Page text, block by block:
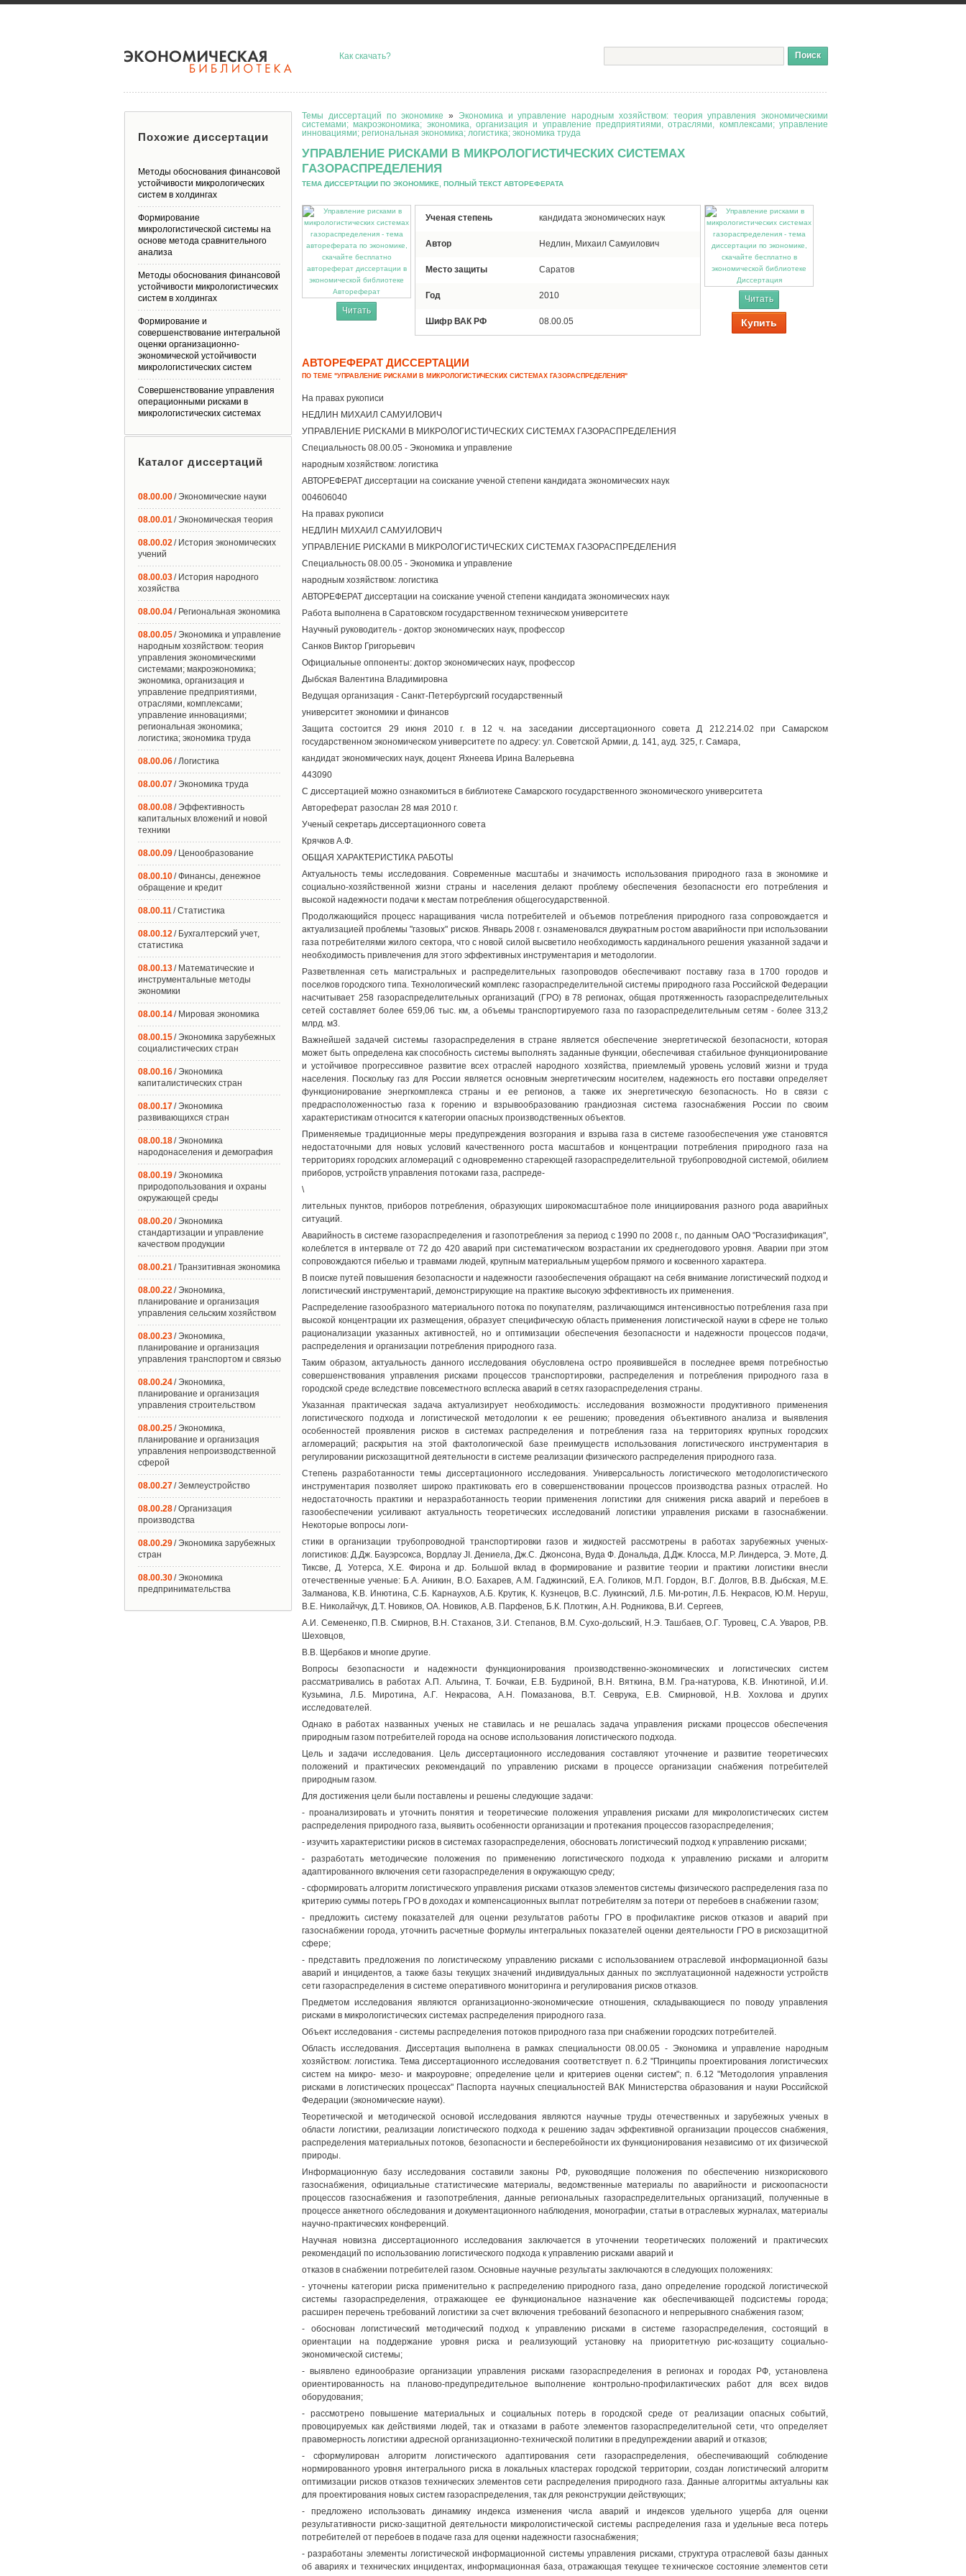
Как скачать?
Темы диссертаций по экономике » Экономика и управление народным хозяйством: теория управления экономическими
системами; макроэкономика; экономика, организация и управление предприятиями, отраслями, комплексами; управление
инновациями; региональная экономика; логистика; экономика труда
УПРАВЛЕНИЕ РИСКАМИ В МИКРОЛОГИСТИЧЕСКИХ СИСТЕМАХ
ГАЗОРАСПРЕДЕЛЕНИЯ
ТЕМА ДИССЕРТАЦИИ ПО ЭКОНОМИКЕ, ПОЛНЫЙ ТЕКСТ АВТОРЕФЕРАТА
Автореферат
Читать
Ученая степень кандидата экономических наук
Автор Недлин, Михаил Самуилович
Место защиты Саратов
Год 2010
Шифр ВАК РФ 08.00.05
Диссертация
Читать
Купить
АВТОРЕФЕРАТ ДИССЕРТАЦИИ
ПО ТЕМЕ "УПРАВЛЕНИЕ РИСКАМИ В МИКРОЛОГИСТИЧЕСКИХ СИСТЕМАХ ГАЗОРАСПРЕДЕЛЕНИЯ"
На правах рукописи
НЕДЛИН МИХАИЛ САМУИЛОВИЧ
УПРАВЛЕНИЕ РИСКАМИ В МИКРОЛОГИСТИЧЕСКИХ СИСТЕМАХ ГАЗОРАСПРЕДЕЛЕНИЯ
Специальность 08.00.05 - Экономика и управление
народным хозяйством: логистика
АВТОРЕФЕРАТ диссертации на соискание ученой степени кандидата экономических наук
004606040
На правах рукописи
НЕДЛИН МИХАИЛ САМУИЛОВИЧ
УПРАВЛЕНИЕ РИСКАМИ В МИКРОЛОГИСТИЧЕСКИХ СИСТЕМАХ ГАЗОРАСПРЕДЕЛЕНИЯ
Специальность 08.00.05 - Экономика и управление
народным хозяйством: логистика
АВТОРЕФЕРАТ диссертации на соискание ученой степени кандидата экономических наук
Работа выполнена в Саратовском государственном техническом университете
Научный руководитель - доктор экономических наук, профессор
Санков Виктор Григорьевич
Официальные оппоненты: доктор экономических наук, профессор
Дыбская Валентина Владимировна
Ведущая организация - Санкт-Петербургский государственный
университет экономики и финансов
Защита состоится 29 июня 2010 г. в 12 ч. на заседании диссертационного совета Д 212.214.02 при Самарском
государственном экономическом университете по адресу: ул. Советской Армии, д. 141, ауд. 325, г. Самара,
кандидат экономических наук, доцент Яхнеева Ирина Валерьевна
443090
С диссертацией можно ознакомиться в библиотеке Самарского государственного экономического университета
Автореферат разослан 28 мая 2010 г.
Ученый секретарь диссертационного совета
Крячков А.Ф.
ОБЩАЯ ХАРАКТЕРИСТИКА РАБОТЫ
Актуальность темы исследования. Современные масштабы и значимость использования природного газа в экономике и
социально-хозяйственной жизни страны и населения делают проблему обеспечения безопасности его потребления и
высокой надежности подачи к местам потребления общегосударственной.
Продолжающийся процесс наращивания числа потребителей и объемов потребления природного газа сопровождается и
актуализацией проблемы "газовых" рисков. Январь 2008 г. ознаменовался двукратным ростом аварийности при использовании
газа потребителями жилого сектора, что с новой силой высветило необходимость кардинального решения указанной задачи и
необходимость привлечения для этого эффективных инструментария и методологии.
Разветвленная сеть магистральных и распределительных газопроводов обеспечивают поставку газа в 1700 городов и
поселков городского типа. Технологический комплекс газораспределительной системы природного газа Российской Федерации
насчитывает 258 газораспределительных организаций (ГРО) в 78 регионах, общая протяженность газораспределительных
сетей составляет более 659,06 тыс. км, а объемы транспортируемого газа по газораспределительным сетям - более 313,2
млрд. м3.
Важнейшей задачей системы газораспределения в стране является обеспечение энергетической безопасности, которая
может быть определена как способность системы выполнять заданные функции, обеспечивая стабильное функционирование
и устойчивое прогрессивное развитие всех отраслей народного хозяйства, приемлемый уровень условий жизни и труда
населения. Поскольку газ для России является основным энергетическим носителем, надежность его поставки определяет
функционирование энергкомплекса страны и ее регионов, а также их энергетическую безопасность. Но в связи с
предрасположенностью газа к горению и взрывообразованию грандиозная система газоснабжения России по своим
характеристикам относится к категории опасных производственных объектов.
Применяемые традиционные меры предупреждения возгорания и взрыва газа в системе газообеспечения уже становятся
недостаточными для новых условий качественного роста масштабов и концентрации потребления природного газа на
территориях городских агломераций с одновременно стареющей газораспределительной трубопроводной системой, обилием
приборов, устройств управления потоками газа, распреде-
\
лительных пунктов, приборов потребления, образующих широкомасштабное поле инициирования разного рода аварийных
ситуаций.
Аварийность в системе газораспределения и газопотребления за период с 1990 по 2008 г., по данным ОАО "Росгазификация",
колеблется в интервале от 72 до 420 аварий при систематическом возрастании их среднегодового уровня. Аварии при этом
сопровождаются гибелью и травмами людей, крупным материальным ущербом прямого и косвенного характера.
В поиске путей повышения безопасности и надежности газообеспечения обращают на себя внимание логистический подход и
логистический инструментарий, демонстрирующие на практике высокую эффективность их применения.
Распределение газообразного материального потока по покупателям, различающимся интенсивностью потребления газа при
высокой концентрации их размещения, образует специфическую область применения логистической науки в сфере не только
рационализации указанных активностей, но и оптимизации обеспечения безопасности и надежности процессов подачи,
распределения и организации потребления природного газа.
Таким образом, актуальность данного исследования обусловлена остро проявившейся в последнее время потребностью
совершенствования управления рисками процессов транспортировки, распределения и потребления природного газа в
городской среде вследствие повсеместного всплеска аварий в сетях газораспределения страны.
Указанная практическая задача актуализирует необходимость: исследования возможности продуктивного применения
логистического подхода и логистической методологии к ее решению; проведения объективного анализа и выявления
особенностей проявления рисков в системах распределения и потребления газа на территориях крупных городских
агломераций; раскрытия на этой фактологической базе преимуществ использования логистического инструментария в
регулировании рискозащитной деятельности в системе реализации физического распределения природного газа.
Степень разработанности темы диссертационного исследования. Универсальность логистического методологистического
инструментария позволяет широко практиковать его в совершенствовании процессов производства разных отраслей. Но
недостаточность практики и неразработанность теории применения логистики для снижения риска аварий и перебоев в
газообеспечении усиливают актуальность теоретических исследований логистики управления рисками в газоснабжении.
Некоторые вопросы логи-
стики в организации трубопроводной транспортировки газов и жидкостей рассмотрены в работах зарубежных ученых-
логистиков: Д.Дж. Бауэрсокса, Вордлау JI. Дениела, Дж.С. Джонсона, Вуда Ф. Дональда, Д.Дж. Клосса, М.Р. Линдерса, Э. Моте, Д.
Тиксве, Д. Уотерса, Х.Е. Фирона и др. Большой вклад в формирование и развитие теории и практики логистики внесли
отечественные ученые: Б.А. Аникин, В.О. Бахарев, A.M. Гаджинский, Е.А. Голиков, М.П. Гордон, В.Г. Долгов, В.В. Дыбская, М.Е.
Залманова, К.В. Инютина, С.Б. Карнаухов, А.Б. Крутик, К. Кузнецов, B.C. Лукинский, Л.Б. Ми-ротин, Л.Б. Некрасов, Ю.М. Неруш,
В.Е. Николайчук, Д.Т. Новиков, OA. Новиков, A.B. Парфенов, Б.К. Плоткин, А.Н. Родникова, В.И. Сергеев,
A.И. Семененко, П.В. Смирнов, В.Н. Стаханов, З.И. Степанов, В.М. Сухо-дольский, Н.Э. Ташбаев, О.Г. Туровец, С.А. Уваров, Р.В.
Шеховцов,
B.В. Щербаков и многие другие.
Вопросы безопасности и надежности функционирования производственно-экономических и логистических систем
рассматривались в работах А.П. Альгина, Т. Бочкаи, Е.В. Будриной, В.Н. Вяткина, В.М. Гра-натурова, К.В. Инютиной, И.И.
Кузьмина, Л.Б. Миротина, А.Г. Некрасова, А.Н. Помазанова, В.Т. Севрука, Е.В. Смирновой, Н.В. Хохлова и других
исследователей.
Однако в работах названных ученых не ставилась и не решалась задача управления рисками процессов обеспечения
природным газом потребителей города на основе использования логистического подхода.
Цель и задачи исследования. Цель диссертационного исследования составляют уточнение и развитие теоретических
положений и практических рекомендаций по управлению рисками в процессе организации снабжения потребителей
природным газом.
Для достижения цели были поставлены и решены следующие задачи:
- проанализировать и уточнить понятия и теоретические положения управления рисками для микрологистических систем
распределения природного газа, выявить особенности организации и протекания процессов газораспределения;
- изучить характеристики рисков в системах газораспределения, обосновать логистический подход к управлению рисками;
- разработать методические положения по применению логистического подхода к управлению рисками и алгоритм
адаптированного включения сети газораспределения в окружающую среду;
- сформировать алгоритм логистического управления рисками отказов элементов системы физического распределения газа по
критерию суммы потерь ГРО в доходах и компенсационных выплат потребителям за потери от перебоев в снабжении газом;
- предложить систему показателей для оценки результатов работы ГРО в профилактике рисков отказов и аварий при
газоснабжении города, уточнить расчетные формулы интегральных показателей оценки деятельности ГРО в рискозащитной
сфере;
- представить предложения по логистическому управлению рисками с использованием отраслевой информационной базы
аварий и инцидентов, а также базы текущих значений индивидуальных данных по эксплуатационной надежности устройств
сети газораспределения в системе оперативного мониторинга и регулирования рисков отказов.
Предметом исследования являются организационно-экономические отношения, складывающиеся по поводу управления
рисками в микрологистических системах распределения природного газа.
Объект исследования - системы распределения потоков природного газа при снабжении городских потребителей.
Область исследования. Диссертация выполнена в рамках специальности 08.00.05 - Экономика и управление народным
хозяйством: логистика. Тема диссертационного исследования соответствует п. 6.2 "Принципы проектирования логистических
систем на микро- мезо- и макроуровне; определение цели и критериев оценки систем"; п. 6.12 "Методология управления
рисками в логистических процессах" Паспорта научных специальностей ВАК Министерства образования и науки Российской
Федерации (экономические науки).
Теоретической и методической основой исследования являются научные труды отечественных и зарубежных ученых в
области логистики, реализации логистического подхода к решению задач эффективной организации процессов снабжения,
распределения материальных потоков, безопасности и бесперебойности их функционирования независимо от их физической
природы.
Информационную базу исследования составили законы РФ, руководящие положения по обеспечению низкорискового
газоснабжения, официальные статистические материалы, ведомственные материалы по аварийности и рискоопасности
процессов газоснабжения и газопотребления, данные региональных газораспределительных организаций, полученные в
процессе анкетного обследования и документационного наблюдения, монографии, статьи в отраслевых журналах, материалы
научно-практических конференций.
Научная новизна диссертационного исследования заключается в уточнении теоретических положений и практических
рекомендаций по использованию логистического подхода к управлению рисками аварий и
отказов в снабжении потребителей газом. Основные научные результаты заключаются в следующих положениях:
- уточнены категории риска применительно к распределению природного газа, дано определение городской логистической
системы газораспределения, отражающее ее функциональное назначение как обеспечивающей подсистемы города;
расширен перечень требований логистики за счет включения требований безопасного и непрерывного снабжения газом;
- обоснован логистический методический подход к управлению рисками в системе газораспределения, состоящий в
ориентации на поддержание уровня риска и реализующий установку на приоритетную рис-козащиту социально-
экономической системы;
- выявлено единообразие организации управления рисками газораспределения в регионах и городах РФ, установлена
ориентированность на планово-предупредительное выполнение контрольно-профилактических работ для всех видов
оборудования;
- рассмотрено повышение материальных и социальных потерь в городской среде от реализации опасных событий,
провоцируемых как действиями людей, так и отказами в работе элементов газораспределительной сети, что определяет
правомерность логистики адресной организационно-технической политики в предупреждении аварий и отказов;
- сформулирован алгоритм логистического адаптирования сети газораспределения, обеспечивающий соблюдение
нормированного уровня интегрального риска в локальных кластерах городской территории, создан логистический алгоритм
оптимизации рисков отказов технических элементов сети распределения природного газа. Данные алгоритмы актуальны как
для проектирования новых систем газораспределения, так для реконструкции действующих;
- предложено использовать динамику индекса изменения числа аварий и индексов удельного ущерба для оценки
результативности риско-защитной деятельности микрологистической системы распределения газа и удельные веса потерь
потребителей от перебоев в подаче газа для оценки надежности газоснабжения;
- разработаны элементы логистической информационной системы управления рисками, структура отраслевой базы данных
об авариях и технических инцидентах, информационная база, отражающая текущее техническое состояние элементов сети
Похожие диссертации
Методы обоснования финансовой
устойчивости микрологических
систем в холдингах
Формирование
микрологистической системы на
основе метода сравнительного
анализа
Методы обоснования финансовой
устойчивости микрологистических
систем в холдингах
Формирование и
совершенствование интегральной
оценки организационно-
экономической устойчивости
микрологистических систем
Совершенствование управления
операционными рисками в
микрологистических системах
Каталог диссертаций
08.00.00/ Экономические науки
08.00.01/ Экономическая теория
08.00.02/ История экономических
учений
08.00.03/ История народного
хозяйства
08.00.04/ Региональная экономика
08.00.05/ Экономика и управление
народным хозяйством: теория
управления экономическими
системами; макроэкономика;
экономика, организация и
управление предприятиями,
отраслями, комплексами;
управление инновациями;
региональная экономика;
логистика; экономика труда
08.00.06/ Логистика
08.00.07/ Экономика труда
08.00.08/ Эффективность
капитальных вложений и новой
техники
08.00.09/ Ценообразование
08.00.10/ Финансы, денежное
обращение и кредит
08.00.11/ Статистика
08.00.12/ Бухгалтерский учет,
статистика
08.00.13/ Математические и
инструментальные методы
экономики
08.00.14/ Мировая экономика
08.00.15/ Экономика зарубежных
социалистических стран
08.00.16/ Экономика
капиталистических стран
08.00.17/ Экономика
развивающихся стран
08.00.18/ Экономика
народонаселения и демография
08.00.19/ Экономика
природопользования и охраны
окружающей среды
08.00.20/ Экономика
стандартизации и управление
качеством продукции
08.00.21/ Транзитивная экономика
08.00.22/ Экономика,
планирование и организация
управления сельским хозяйством
08.00.23/ Экономика,
планирование и организация
управления транспортом и связью
08.00.24/ Экономика,
планирование и организация
управления строительством
08.00.25/ Экономика,
планирование и организация
управления непроизводственной
сферой
08.00.27/ Землеустройство
08.00.28/ Организация
производства
08.00.29/ Экономика зарубежных
стран
08.00.30/ Экономика
предпринимательства